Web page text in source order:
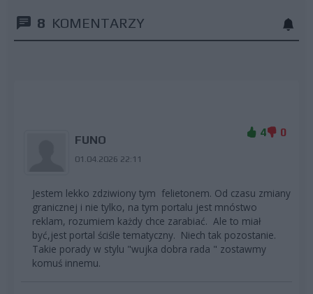
8 KOMENTARZY
FUNO
01.04.2026 22:11
4 0
Jestem lekko zdziwiony tym felietonem. Od czasu zmiany
granicznej i nie tylko, na tym portalu jest mnóstwo
reklam, rozumiem każdy chce zarabiać. Ale to miał
być,jest portal ściśle tematyczny. Niech tak pozostanie.
Takie porady w stylu "wujka dobra rada " zostawmy
komuś innemu.